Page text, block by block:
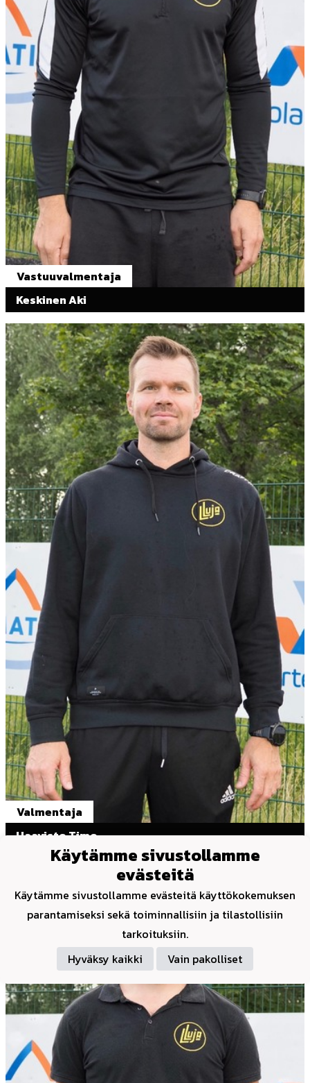
Vastuuvalmentaja
Keskinen Aki
Valmentaja
Haavisto Timo
Käytämme sivustollamme
evästeitä
Käytämme sivustollamme evästeitä käyttökokemuksen
parantamiseksi sekä toiminnallisiin ja tilastollisiin
tarkoituksiin.
Hyväksy kaikki
Vain pakolliset